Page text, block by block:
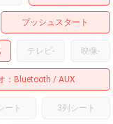
プッシュスタート
テレビ- 映像-
Bluetooth AUX
ート 3列シート